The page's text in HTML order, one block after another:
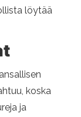
löytää
koska
ja